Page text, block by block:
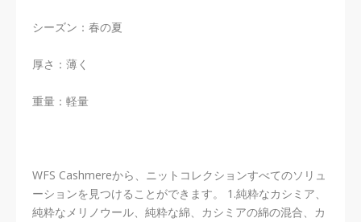
シーズン：春の夏
厚さ：薄く
重量：軽量
WFS Cashmereから、ニットコレクションすべてのソリュ
ーションを見つけることができます。 1.純粋なカシミア、
純粋なメリノウール、純粋な綿、カシミアの綿の混合、カ